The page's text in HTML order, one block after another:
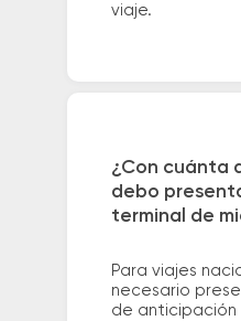
viaje.
¿Con cuánta
debo
terminal de
Para viajes
necesario
de anticipación